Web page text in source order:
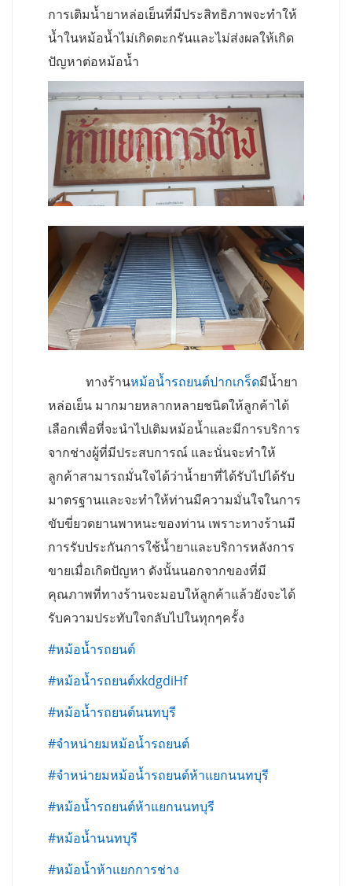
การเติมน้ำยาหล่อเย็นที่มีประสิทธิภาพจะทำให้
น้ำในหม้อน้ำไม่เกิดตะกรันและไม่ส่งผลให้เกิด
ปัญหาต่อหม้อน้ำ
ทางร้านหม้อน้ำรถยนต์ปากเกร็ดมีน้ำยา
หล่อเย็น มากมายหลากหลายชนิดให้ลูกค้าได้
เลือกเพื่อที่จะนำไปเติมหม้อน้ำและมีการบริการ
จากช่างผู้ที่มีประสบการณ์ และนั่นจะทำให้
ลูกค้าสามารถมั่นใจได้ว่าน้ำยาที่ได้รับไปได้รับ
มาตรฐานและจะทำให้ท่านมีความมั่นใจในการ
ขับขี่ยวดยานพาหนะของท่าน เพราะทางร้านมี
การรับประกันการใช้น้ำยาและบริการหลังการ
ขายเมื่อเกิดปัญหา ดังนั้นนอกจากของที่มี
คุณภาพที่ทางร้านจะมอบให้ลูกค้าแล้วยังจะได้
รับความประทับใจกลับไปในทุกๆครั้ง
#หม้อน้ำรถยนต์
#หม้อน้ำรถยนต์xkdgdiHf
#หม้อน้ำรถยนต์นนทบุรี
#จำหน่ายมหม้อน้ำรถยนต์
#จำหน่ายมหม้อน้ำรถยนต์ห้าแยกนนทบุรี
#หม้อน้ำรถยนต์ห้าแยกนนทบุรี
#หม้อน้ำนนทบุรี
#หม้อน้ำห้าแยกการช่าง